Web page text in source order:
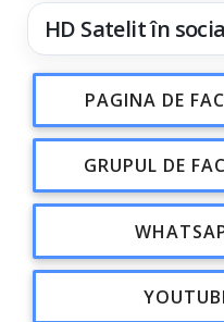
HD Satelit în
PAGINA DE
GRUPUL DE